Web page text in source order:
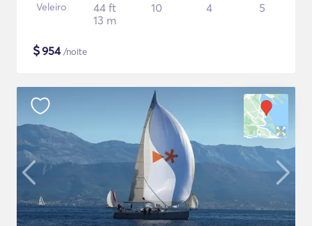
Veleiro
44 ft
13 m
10 4 5
$954/noite